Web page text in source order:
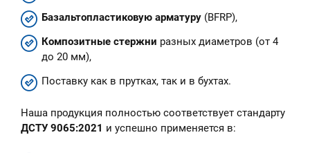
Базальтопластиковую арматуру (BFRP),
Композитные стержни разных диаметров (от 4
до 20 мм),
Поставку как в прутках, так и в бухтах.
Наша продукция полностью соответствует стандарту
ДСТУ 9065:2021 и успешно применяется в: